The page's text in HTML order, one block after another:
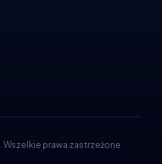
. Wszelkie prawa zastrzeżone